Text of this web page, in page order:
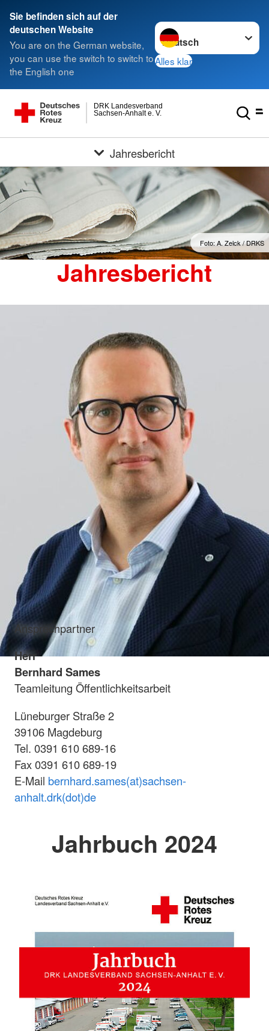
Sie befinden sich auf der
deutschen Website
You are on the German website,
you can use the switch to switch to
the English one
Sprache wechseln zu
Alles klar
Sachsen-Anhalt e. V.
DRK Landesverband
Jahresbericht
Foto: A. Zelck / DRKS
Jahresbericht
Ansprechpartner
Herr
Bernhard Sames
Teamleitung Öffentlichkeitsarbeit
Lüneburger Straße 2
39106 Magdeburg
Tel. 0391 610 689-16
Fax 0391 610 689-19
E-Mail bernhard.sames(at)sachsen-
anhalt.drk(dot)de
Jahrbuch 2024